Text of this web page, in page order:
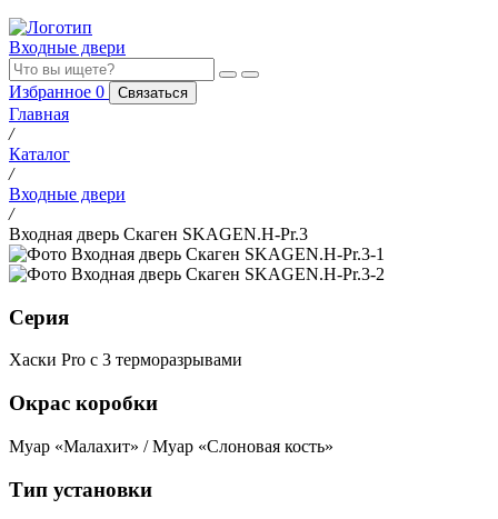
Входные двери
Избранное 0 Связаться
Главная
/
Каталог
/
Входные двери
/
Входная дверь Скаген SKAGEN.H-Pr.3
Серия
Хаски Pro с 3 терморазрывами
Окрас коробки
Муар «Малахит» / Муар «Слоновая кость»
Тип установки